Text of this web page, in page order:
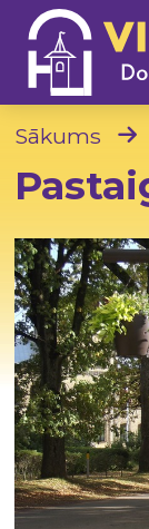
Sākums